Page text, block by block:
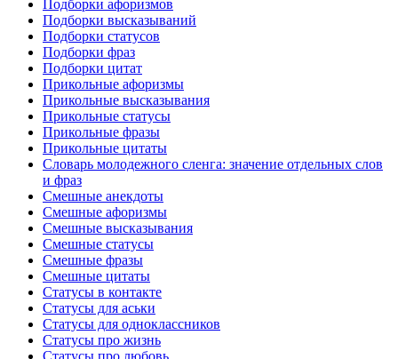
Подборки афоризмов
Подборки высказываний
Подборки статусов
Подборки фраз
Подборки цитат
Прикольные афоризмы
Прикольные высказывания
Прикольные статусы
Прикольные фразы
Прикольные цитаты
Словарь молодежного сленга: значение отдельных слов
и фраз
Смешные анекдоты
Смешные афоризмы
Смешные высказывания
Смешные статусы
Смешные фразы
Смешные цитаты
Статусы в контакте
Статусы для аськи
Статусы для одноклассников
Статусы про жизнь
Статусы про любовь